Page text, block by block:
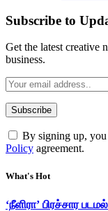
Subscribe to
Get the latest creative
business.
By signing up, you
Policy agreement.
What's Hot
‘நீளிரா’ பிரச்சார